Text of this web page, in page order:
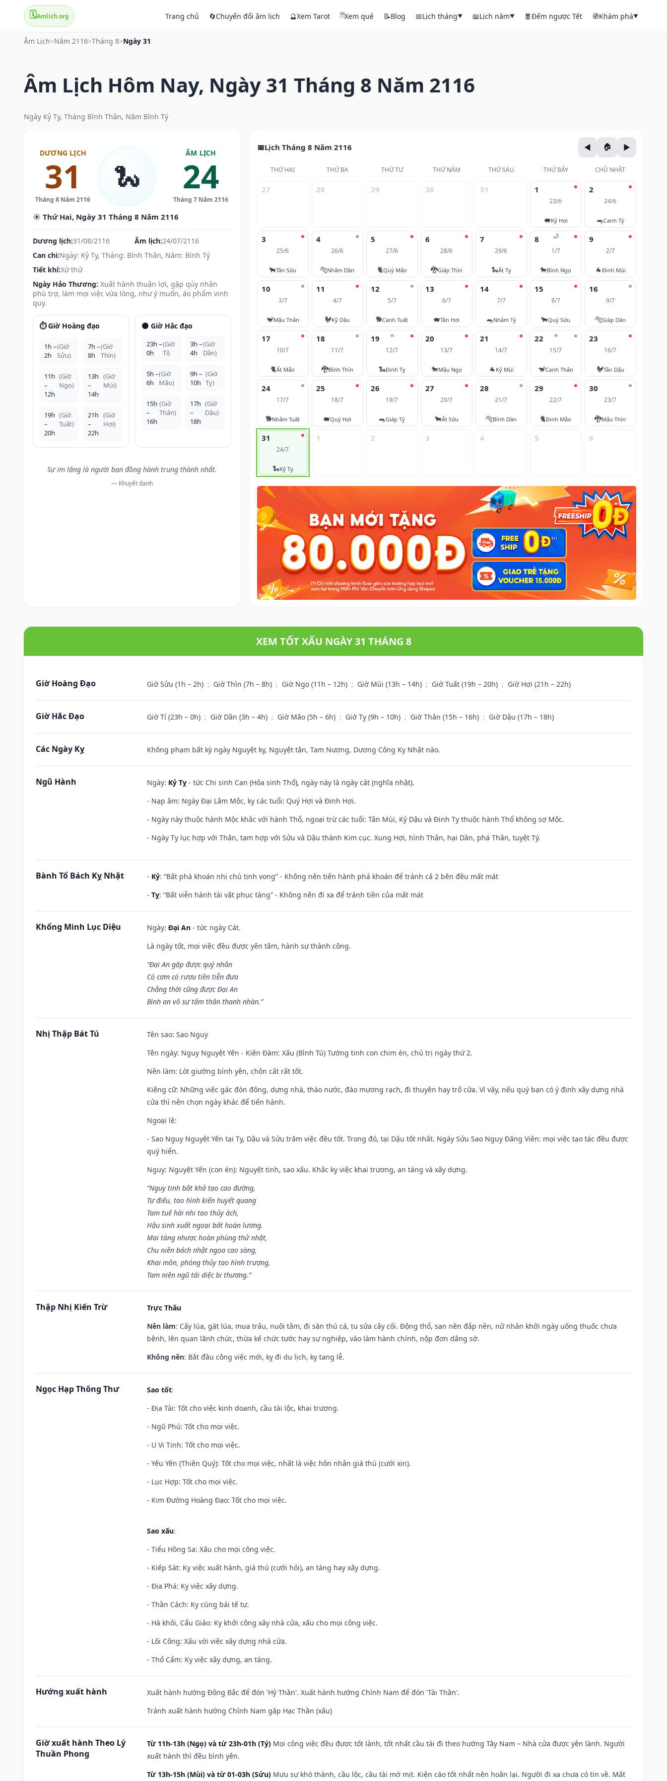
🗓️Amlich.org Trang chủ 🔄Chuyển đổi âm lịch 🔮Xem Tarot 🃏Xem quẻ 📝Blog 📅Lịch tháng▼ 📖Lịch năm▼ 🧧Đếm ngược Tết 🧭Khám phá▼
Âm Lịch>Năm 2116>Tháng 8>Ngày 31
Âm Lịch Hôm Nay, Ngày 31 Tháng 8 Năm 2116
Ngày Kỷ Tỵ, Tháng Bính Thân, Năm Bính Tý
DƯƠNG LỊCH
31
Tháng 8 Năm 2116
🐍
ÂM LỊCH
24
Tháng 7 Năm 2116
☀️ Thứ Hai, Ngày 31 Tháng 8 Năm 2116
Dương lịch:31/08/2116 Âm lịch:24/07/2116
Can chi:Ngày: Kỷ Tỵ, Tháng: Bính Thân, Năm: Bính Tý
Tiết khí:Xử thử
Ngày Hảo Thương: Xuất hành thuận lợi, gặp qúy nhân
phù trợ, làm mọi việc vừa lòng, như ý muốn, áo phẩm vinh
quy.
⏱️ Giờ Hoàng đạo
1h –
2h
(Giờ
Sửu)
7h –
8h
(Giờ
Thìn)
11h
–
12h
(Giờ
Ngọ)
13h
–
14h
(Giờ
Mùi)
19h
–
20h
(Giờ
Tuất)
21h
–
22h
(Giờ
Hợi)
🌑 Giờ Hắc đạo
23h –
0h
(Giờ
Tí)
3h –
4h
(Giờ
Dần)
5h –
6h
(Giờ
Mão)
9h –
10h
(Giờ
Tỵ)
15h
–
16h
(Giờ
Thân)
17h
–
18h
(Giờ
Dậu)
Sự im lặng là người bạn đồng hành trung thành nhất.
— Khuyết danh
Lịch Tháng 8 Năm 2116
THỨ HAI THỨ BA THỨ TƯ THỨ NĂM THỨ SÁU THỨ BẢY CHỦ NHẬT
27 28 29 30 31 1
23/6
🐖Kỷ Hợi
2
24/6
🐀Canh Tý
3
25/6
🐂Tân Sửu
4
26/6
🐅Nhâm Dần
5
27/6
🐈Quý Mão
6
28/6
🐉Giáp Thìn
7
29/6
🐍Ất Tỵ
🌙
8
1/7
🐎Bính Ngọ
9
2/7
🐐Đinh Mùi
10
3/7
🐒Mậu Thân
11
4/7
🐓Kỷ Dậu
12
5/7
🐕Canh Tuất
13
6/7
🐖Tân Hợi
14
7/7
🐀Nhâm Tý
15
8/7
🐂Quý Sửu
16
9/7
🐅Giáp Dần
17
10/7
🐈Ất Mão
18
11/7
🐉Bính Thìn
⭐
19
12/7
🐍Đinh Tỵ
20
13/7
🐎Mậu Ngọ
21
14/7
🐐 Kỷ Mùi
⭐
22
15/7
🐒Canh Thân
23
16/7
🐓Tân Dậu
24
17/7
🐕Nhâm Tuất
25
18/7
🐖Quý Hợi
26
19/7
🐀Giáp Tý
27
20/7
🐂Ất Sửu
28
21/7
🐅Bính Dần
29
22/7
🐈Đinh Mão
30
23/7
🐉Mậu Thìn
31
24/7
🐍Kỷ Tỵ
1 2 3 4 5 6
XEM TỐT XẤU NGÀY 31 THÁNG 8
Giờ Hoàng Đạo Giờ Sửu (1h – 2h) ; Giờ Thìn (7h – 8h) ; Giờ Ngọ (11h – 12h) ; Giờ Mùi (13h – 14h) ; Giờ Tuất (19h – 20h) ; Giờ Hợi (21h – 22h)
Giờ Hắc Đạo Giờ Tí (23h – 0h) ; Giờ Dần (3h – 4h) ; Giờ Mão (5h – 6h) ; Giờ Tỵ (9h – 10h) ; Giờ Thân (15h – 16h) ; Giờ Dậu (17h – 18h)
Các Ngày Kỵ Không phạm bất kỳ ngày Nguyệt kỵ, Nguyệt tận, Tam Nương, Dương Công Kỵ Nhật nào.
Ngũ Hành Ngày: Kỷ Tỵ - tức Chi sinh Can (Hỏa sinh Thổ), ngày này là ngày cát (nghĩa nhật).
- Nạp âm: Ngày Đại Lâm Mộc, kỵ các tuổi: Quý Hợi và Đinh Hợi.
- Ngày này thuộc hành Mộc khắc với hành Thổ, ngoại trừ các tuổi: Tân Mùi, Kỷ Dậu và Đinh Tỵ thuộc hành Thổ không sợ Mộc.
- Ngày Tỵ lục hợp với Thân, tam hợp với Sửu và Dậu thành Kim cục. Xung Hợi, hình Thân, hại Dần, phá Thân, tuyệt Tý.
Bành Tổ Bách Kỵ Nhật - Kỷ: “Bất phá khoán nhị chủ tịnh vong” - Không nên tiến hành phá khoán để tránh cả 2 bên đều mất mát
- Tỵ: “Bất viễn hành tài vật phục tàng” - Không nên đi xa để tránh tiền của mất mát
Khổng Minh Lục Diệu Ngày: Đại An - tức ngày Cát.
Là ngày tốt, mọi việc đều được yên tâm, hành sự thành công.
“Đại An gặp được quý nhân
Có cơm có rượu tiền tiễn đưa
Chẳng thời cũng được Đại An
Bình an vô sự tấm thân thanh nhàn.”
Nhị Thập Bát Tú Tên sao: Sao Nguy
Tên ngày: Nguy Nguyệt Yến - Kiên Đàm: Xấu (Bình Tú) Tướng tinh con chim én, chủ trị ngày thứ 2.
Nên làm: Lót giường bình yên, chôn cất rất tốt.
Kiêng cữ: Những việc gác đòn đông, dựng nhà, tháo nước, đào mương rạch, đi thuyền hay trổ cửa. Vì vậy, nếu quý bạn có ý định xây dựng nhà
cửa thì nên chọn ngày khác để tiến hành.
Ngoại lệ:
- Sao Nguy Nguyệt Yến tại Tỵ, Dậu và Sửu trăm việc đều tốt. Trong đó, tại Dậu tốt nhất. Ngày Sửu Sao Nguy Đăng Viên: mọi việc tạo tác đều được
quý hiển.
Nguy: Nguyệt Yến (con én): Nguyệt tinh, sao xấu. Khắc kỵ việc khai trương, an táng và xây dựng.
“Nguy tinh bât khả tạo cao đường,
Tự điếu, tao hình kiến huyết quang
Tam tuế hài nhi tao thủy ách,
Hậu sinh xuất ngoại bất hoàn lương.
Mai táng nhược hoàn phùng thử nhật,
Chu niên bách nhật ngọa cao sàng,
Khai môn, phóng thủy tạo hình trượng,
Tam niên ngũ tái diệc bi thương.”
Thập Nhị Kiến Trừ
Trực Thâu
Nên làm: Cấy lúa, gặt lúa, mua trâu, nuôi tằm, đi săn thú cá, tu sửa cây cối. Động thổ, san nền đắp nền, nữ nhân khởi ngày uống thuốc chưa
bệnh, lên quan lãnh chức, thừa kế chức tước hay sự nghiệp, vào làm hành chính, nộp đơn dâng sớ.
Không nên: Bắt đầu công việc mới, kỵ đi du lịch, kỵ tang lễ.
Ngọc Hạp Thông Thư Sao tốt:
- Địa Tài: Tốt cho việc kinh doanh, cầu tài lộc, khai trương.
- Ngũ Phú: Tốt cho mọi việc.
- U Vi Tinh: Tốt cho mọi việc.
- Yếu Yên (Thiên Quý): Tốt cho mọi việc, nhất là việc hôn nhân giá thú (cưới xin).
- Lục Hợp: Tốt cho mọi việc.
- Kim Đường Hoàng Đạo: Tốt cho mọi việc.
Sao xấu:
- Tiểu Hồng Sa: Xấu cho mọi công việc.
- Kiếp Sát: Kỵ việc xuất hành, giá thú (cưới hỏi), an táng hay xây dựng.
- Địa Phá: Kỵ việc xây dựng.
- Thần Cách: Kỵ cúng bái tế tự.
- Hà khôi, Cẩu Giảo: Kỵ khởi công xây nhà cửa, xấu cho mọi công việc.
- Lôi Công: Xấu với việc xây dựng nhà cửa.
- Thổ Cẩm: Kỵ việc xây dựng, an táng.
Hướng xuất hành
Xuất hành hướng Đông Bắc để đón 'Hỷ Thần'. Xuất hành hướng Chính Nam để đón 'Tài Thần'.
Tránh xuất hành hướng Chính Nam gặp Hạc Thần (xấu)
Giờ xuất hành Theo Lý
Thuần Phong
Từ 11h-13h (Ngọ) và từ 23h-01h (Tý) Mọi công việc đều được tốt lành, tốt nhất cầu tài đi theo hướng Tây Nam – Nhà cửa được yên lành. Người
xuất hành thì đều bình yên.
Từ 13h-15h (Mùi) và từ 01-03h (Sửu) Mưu sự khó thành, cầu lộc, cầu tài mờ mịt. Kiện cáo tốt nhất nên hoãn lại. Người đi xa chưa có tin về. Mất